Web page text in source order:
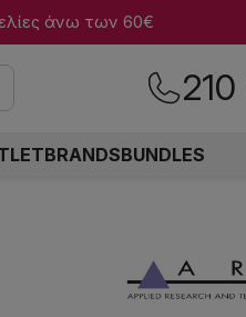
άνω των 60€
BRANDSBUNDLES